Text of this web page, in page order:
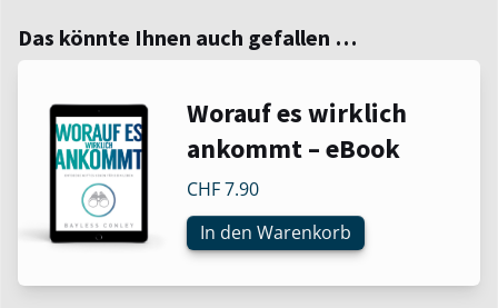
Das könnte Ihnen auch gefallen …
Worauf es wirklich
ankommt – eBook
CHF7.90
In den Warenkorb